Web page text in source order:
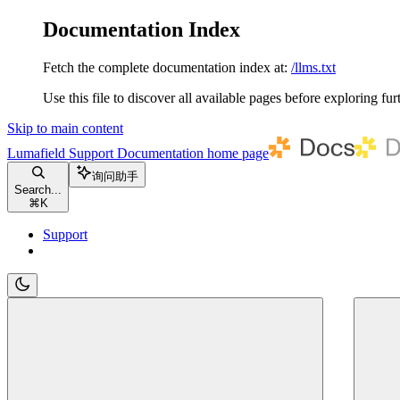
Documentation Index
Fetch the complete documentation index at: /llms.txt
Use this file to discover all available pages before exploring
Skip to main content
Lumafield Support Documentation home page
Search...
⌘ K
询问助手
Support